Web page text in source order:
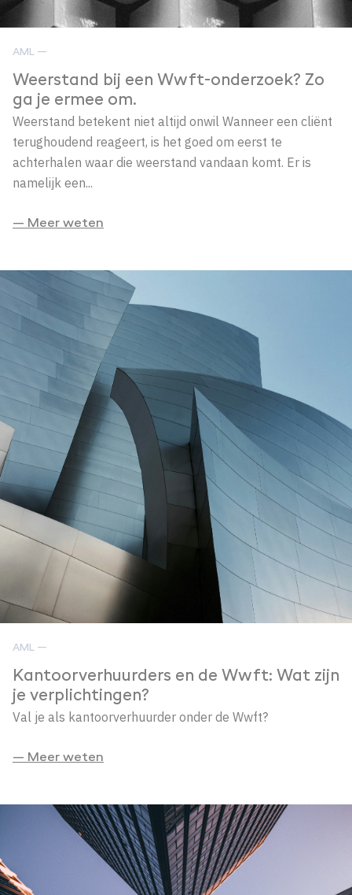
AML —
Weerstand bij een Wwft-onderzoek? Zo
ga je ermee om.
Weerstand betekent niet altijd onwil Wanneer een cliënt
terughoudend reageert, is het goed om eerst te
achterhalen waar die weerstand vandaan komt. Er is
namelijk een...
— Meer weten
AML —
Kantoorverhuurders en de Wwft: Wat zijn
je verplichtingen?
Val je als kantoorverhuurder onder de Wwft?
— Meer weten